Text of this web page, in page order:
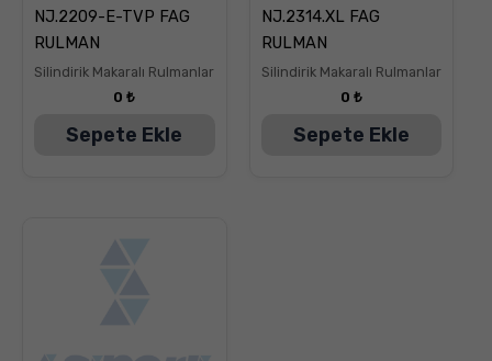
5
üzerinden
5.00
oy aldı
NJ.2209-E-TVP FAG
RULMAN
Silindirik Makaralı Rulmanlar
0₺
Sepete Ekle
5
üzerinden
5.00
oy aldı
NJ.2314.XL FAG
RULMAN
Silindirik Makaralı Rulmanlar
0 ₺
Sepete Ekle